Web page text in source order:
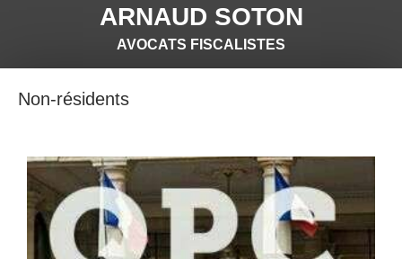
ARNAUD SOTON
AVOCATS FISCALISTES
Non-résidents